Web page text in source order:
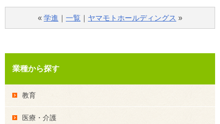
« 学進 ｜ 一覧 ｜ ヤマモトホールディングス »
業種から探す
教育
医療・介護